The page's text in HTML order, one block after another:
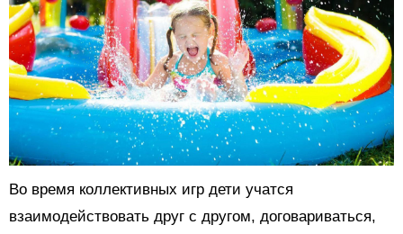
Во время коллективных игр дети учатся
взаимодействовать друг с другом, договариваться,